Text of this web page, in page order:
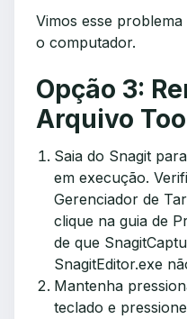
Vimos esse
o computador.
Opção 3:
Arquivo
Saia do Snagit
em execução.
Gerenciador de
clique na guia de
de que
SnagitEditor.exe
Mantenha
teclado e